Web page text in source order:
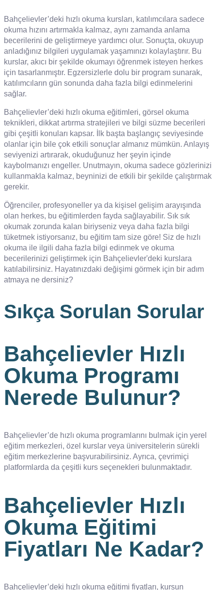
Bahçelievler’deki hızlı okuma kursları, katılımcılara sadece
okuma hızını artırmakla kalmaz, aynı zamanda anlama
becerilerini de geliştirmeye yardımcı olur. Sonuçta, okuyup
anladığınız bilgileri uygulamak yaşamınızı kolaylaştırır. Bu
kurslar, akıcı bir şekilde okumayı öğrenmek isteyen herkes
için tasarlanmıştır. Egzersizlerle dolu bir program sunarak,
katılımcıların gün sonunda daha fazla bilgi edinmelerini
sağlar.
Bahçelievler’deki hızlı okuma eğitimleri, görsel okuma
teknikleri, dikkat artırma stratejileri ve bilgi süzme becerileri
gibi çeşitli konuları kapsar. İlk başta başlangıç seviyesinde
olanlar için bile çok etkili sonuçlar almanız mümkün. Anlayış
seviyenizi artırarak, okuduğunuz her şeyin içinde
kaybolmanızı engeller. Unutmayın, okuma sadece gözlerinizi
kullanmakla kalmaz, beyninizi de etkili bir şekilde çalıştırmak
gerekir.
Öğrenciler, profesyoneller ya da kişisel gelişim arayışında
olan herkes, bu eğitimlerden fayda sağlayabilir. Sık sık
okumak zorunda kalan biriyseniz veya daha fazla bilgi
tüketmek istiyorsanız, bu eğitim tam size göre! Siz de hızlı
okuma ile ilgili daha fazla bilgi edinmek ve okuma
becerilerinizi geliştirmek için Bahçelievler'deki kurslara
katılabilirsiniz. Hayatınızdaki değişimi görmek için bir adım
atmaya ne dersiniz?
Sıkça Sorulan Sorular
Bahçelievler Hızlı
Okuma Programı
Nerede Bulunur?
Bahçelievler’de hızlı okuma programlarını bulmak için yerel
eğitim merkezleri, özel kurslar veya üniversitelerin sürekli
eğitim merkezlerine başvurabilirsiniz. Ayrıca, çevrimiçi
platformlarda da çeşitli kurs seçenekleri bulunmaktadır.
Bahçelievler Hızlı
Okuma Eğitimi
Fiyatları Ne Kadar?
Bahçelievler’deki hızlı okuma eğitimi fiyatları, kursun